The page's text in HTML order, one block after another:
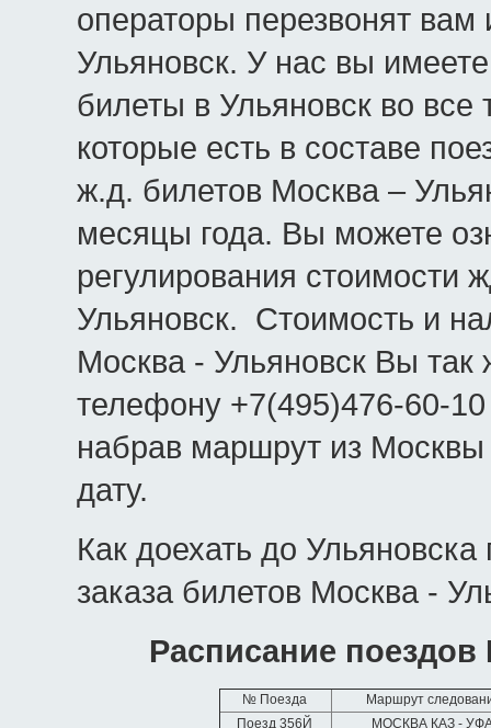
операторы перезвонят
Ульяновск. У нас вы
билеты в Ульяновск во все
которые есть в составе
ж.д. билетов Москва –
месяцы года. Вы можете
регулирования стоимости
Ульяновск. Стоимость и
Москва - Ульяновск Вы так
телефону +7(495)476-60-
набрав маршрут из
дату.
Как доехать до
заказа билетов Москва -
Расписание
№ Поезда
Маршрут
Поезд 356Й
МОСКВА КАЗ -